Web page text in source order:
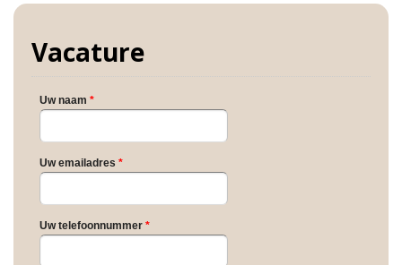
Vacature
Uw naam *
Uw emailadres *
Uw telefoonnummer *